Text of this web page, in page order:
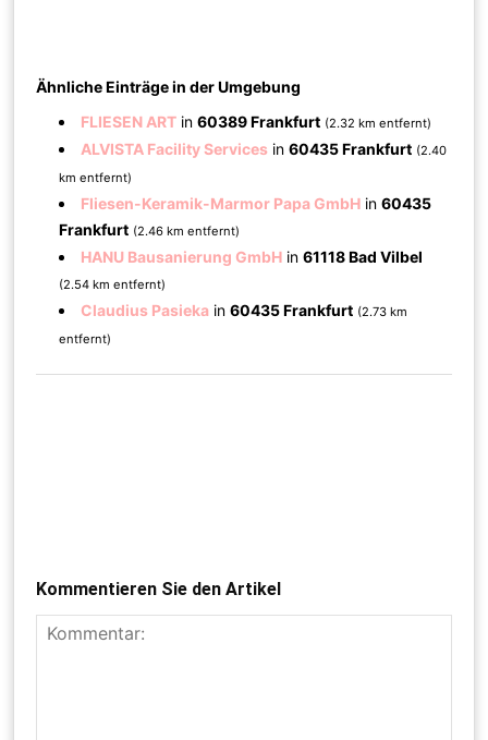
Ähnliche Einträge in der Umgebung
FLIESEN ART in60389 Frankfurt (2.32 km entfernt)
ALVISTA Facility Services in60435 Frankfurt (2.40
km entfernt)
Fliesen-Keramik-Marmor Papa GmbH in60435
Frankfurt (2.46 km entfernt)
HANU Bausanierung GmbH in61118 Bad Vilbel
(2.54 km entfernt)
Claudius Pasieka in60435 Frankfurt (2.73 km
entfernt)
Kommentieren Sie den Artikel